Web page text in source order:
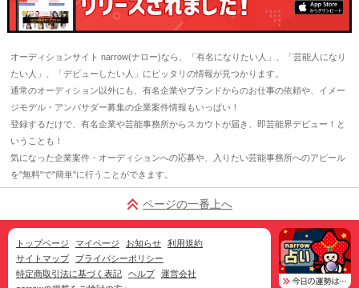
オーディションサイト narrow(ナロー)なら、「有名になりたい人」、「芸能人になり
たい人」、「デビューしたい人」にピッタリの情報が見つかります。
通常のオーディション以外にも、有名企業やブランドからのお仕事の依頼や、イメー
ジモデル・アンバサダー募集の企業案件情報もいっぱい！
登録するだけで、有名企業や芸能事務所からスカウトが届き、即芸能界デビュー！と
いうことも！
気になった企業案件・オーディションへの応募や、入りたい芸能事務所へのアピール
を"無料"で"簡単"に行うことができます。
ページの一番上へ
トップページ マイページ お知らせ
利用規約
サイトマップ
プライバシーポリシー
特定商取引法に基づく表記
ヘルプ
運営会社